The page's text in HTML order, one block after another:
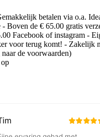
betalen via o.a.
- Boven de € 65.00 gratis
Facebook of instagram -
voor terug komt! - Zakelijk
de voorwaarden)